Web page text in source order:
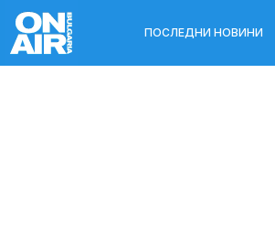
ПОСЛЕДНИ НОВИНИ